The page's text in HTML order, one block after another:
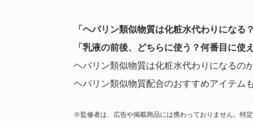
「ヘパリン類似物質は化粧水代わりになる？
「乳液の前後、どちらに使う？何番目に使
ヘパリン類似物質は化粧水代わりになるの
ヘパリン類似物質配合のおすすめアイテム
※監修者は、広告や掲載商品には携わっておりません。特